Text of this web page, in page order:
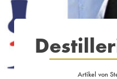
Artikel von